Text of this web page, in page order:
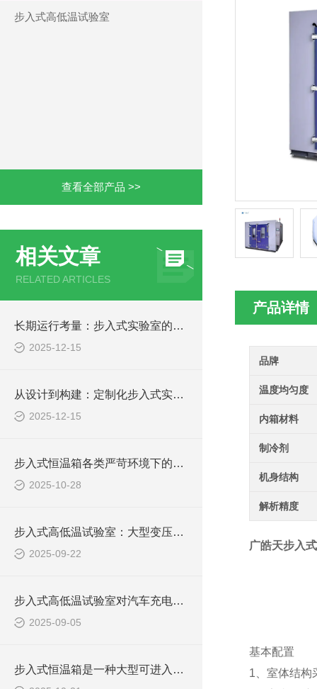
步入式高低温试验室
查看全部产品 >>
相关文章
RELATED ARTICLES
长期运行考量：步入式实验室的可靠性与维护
2025-12-15
从设计到构建：定制化步入式实验室的实现路径
2025-12-15
步入式恒温箱各类严苛环境下的材料性能验证提供了平台
2025-10-28
步入式高低温试验室：大型变压器可靠性测试的核心技术平台
2025-09-22
步入式高低温试验室对汽车充电桩的测试流程与数据解读
2025-09-05
步入式恒温箱是一种大型可进入的环境模拟设备
产品详情
品牌
温度均匀度
内箱材料
制冷剂
机身结构
解析精度
广皓天步入
基本配置
1 、室体结